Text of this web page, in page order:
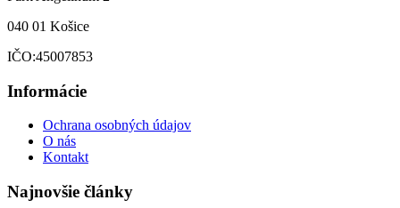
040 01 Košice
IČO:45007853
Informácie
Ochrana osobných údajov
O nás
Kontakt
Najnovšie články